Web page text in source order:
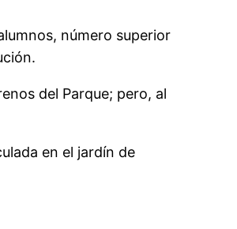
número superior
del Parque; pero, al
en el jardín de